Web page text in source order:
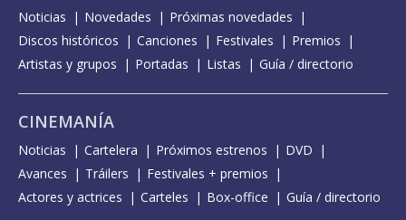
Noticias Novedades
Próximas novedades
Discos históricos
Canciones Festivales
Premios
Artistas y grupos
Portadas Listas Guía / directorio
CINEMANÍA
Noticias Cartelera Próximos estrenos
DVD
Avances
Tráilers
Festivales + premios
Actores y actrices
Carteles Box-office Guía / directorio